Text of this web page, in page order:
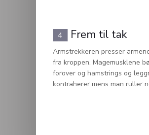
4 Frem til tak
Armstrekkeren presser
fra kroppen. Magemusklene
forover og hamstrings og
kontraherer mens man ruller